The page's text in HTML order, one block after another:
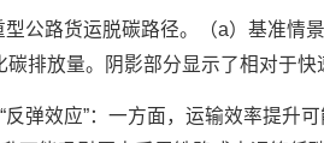
型公路货运脱碳路径。（a）基准情
碳排放量。阴影部分显示了相对于
反弹效应”：一方面，运输效率提升